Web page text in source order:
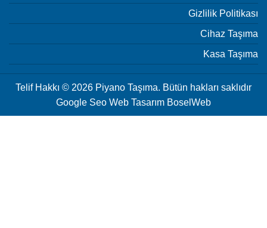
Gizlilik Politikası
Cihaz Taşıma
Kasa Taşıma
Telif Hakkı © 2026 Piyano Taşıma. Bütün hakları saklıdır
Google Seo Web Tasarım BoselWeb